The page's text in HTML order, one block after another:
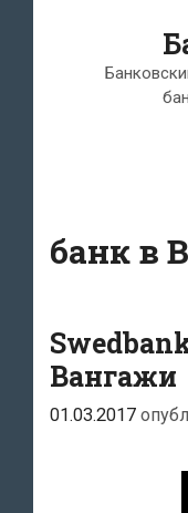
содержимому
банк в
Вангажи
01.03.2017